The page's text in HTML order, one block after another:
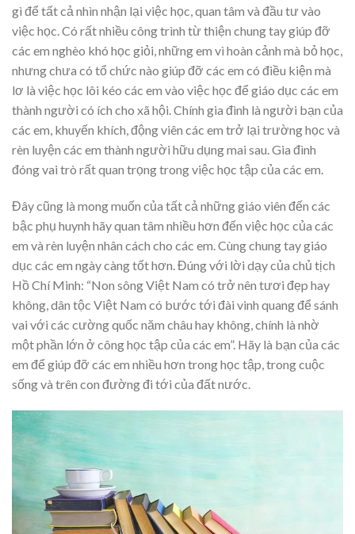
gì để tất cả nhìn nhận lại việc học, quan tâm và đầu tư vào
việc học. Có rất nhiều công trình từ thiện chung tay giúp đỡ
các em nghèo khó học giỏi, những em vì hoàn cảnh mà bỏ học,
nhưng chưa có tổ chức nào giúp đỡ các em có điều kiện mà
lơ là việc học lôi kéo các em vào việc học để giáo dục các em
thành người có ích cho xã hội. Chính gia đình là người bạn của
các em, khuyến khích, động viên các em trở lại trường học và
rèn luyện các em thành người hữu dụng mai sau. Gia đình
đóng vai trò rất quan trọng trong việc học tập của các em.
Đây cũng là mong muốn của tất cả những giáo viên đến các
bậc phụ huynh hãy quan tâm nhiều hơn đến việc học của các
em và rèn luyện nhân cách cho các em. Cùng chung tay giáo
dục các em ngày càng tốt hơn. Đúng với lời dạy của chủ tịch
Hồ Chí Minh: “Non sông Việt Nam có trở nên tươi đẹp hay
không, dân tộc Việt Nam có bước tới đài vinh quang để sánh
vai với các cường quốc năm châu hay không, chính là nhờ
một phần lớn ở công học tập của các em”. Hãy là bạn của các
em để giúp đỡ các em nhiều hơn trong học tập, trong cuộc
sống và trên con đường đi tới của đất nước.